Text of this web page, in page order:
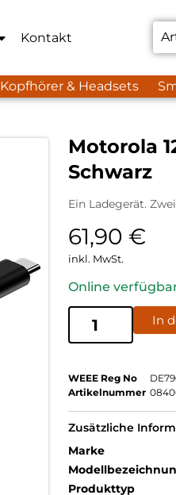
Kontakt
Kopfhörer & Headsets
Motorola
Schwarz
Ein Ladegerät.
61,90 €
inkl. MwSt.
Online
In
WEEE Reg No
Artikelnummer
Zusätzliche
Marke
Produkttyp